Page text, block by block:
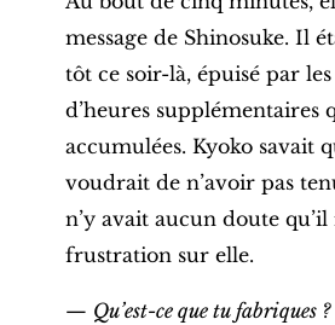
message de Shinosuke. Il
tôt ce soir-là, épuisé par
d’heures supplémentaires
accumulées. Kyoko savait
voudrait de n’avoir pas
n’y avait aucun doute
frustration sur elle.
— Qu’est-ce que tu fabriques